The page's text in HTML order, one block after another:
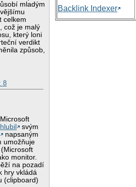
mladým
celkem
což je malý
který loni
verdikt
způsob,
8
svým
napsaným
umožňuje
monitor.
na pozadí
hry vkládá
(clipboard)
Backlink Indexer